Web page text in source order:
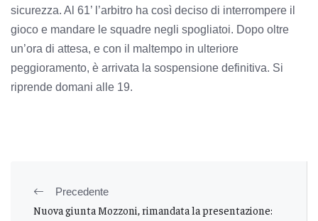
sicurezza. Al 61’ l’arbitro ha così deciso di interrompere il
gioco e mandare le squadre negli spogliatoi. Dopo oltre
un’ora di attesa, e con il maltempo in ulteriore
peggioramento, è arrivata la sospensione definitiva. Si
riprende domani alle 19.
Precedente
Nuova giunta Mozzoni, rimandata la presentazione: